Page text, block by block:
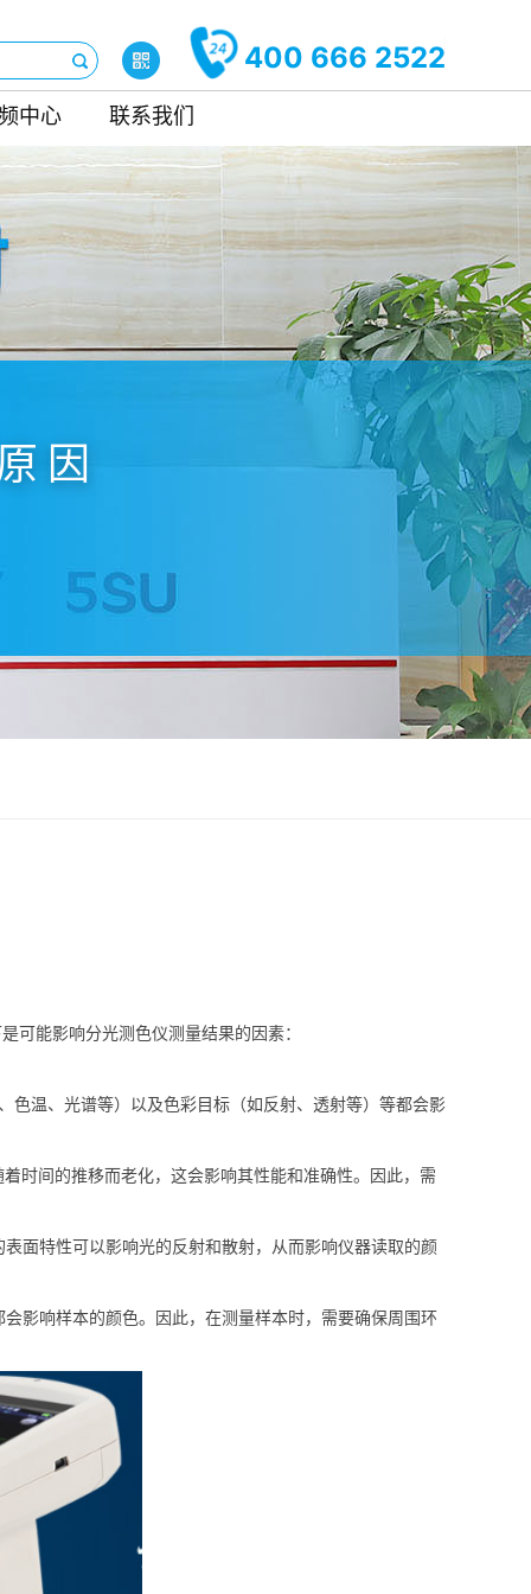
400 666 2522
中心 联系我们
因
可能影响分光测色仪测量结果的因素：
色温、光谱等）以及色彩目标（如反射、透射等）等都会影
时间的推移而老化，这会影响其性能和准确性。因此，需
面特性可以影响光的反射和散射，从而影响仪器读取的颜
影响样本的颜色。因此，在测量样本时，需要确保周围环